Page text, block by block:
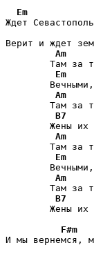
Em
Ждет
Верит и ждет
Am
Там за
Em
Am
Там
B7
Жены их
Am
Там за
Em
Am
Там
B7
Жены их
F#m
И мы вернемся,